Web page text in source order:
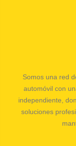
Somos una red
automóvil con
independiente,
soluciones